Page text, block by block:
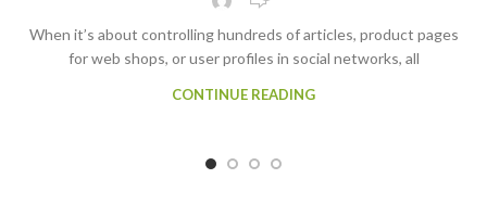
When it’s about controlling hundreds of articles, product pages
for web shops, or user profiles in social networks, all
CONTINUE READING